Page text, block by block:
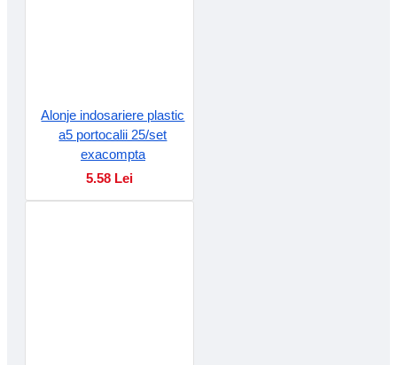
Alonje indosariere plastic
a5 portocalii 25/set
exacompta
5.58 Lei